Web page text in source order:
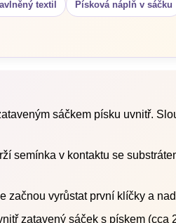
textil Písková náplň v sáčku
sáčkem písku uvnitř.
semínka v kontaktu se
začnou vyrůstat první klíčky a
zatavený sáček s pískem (cca